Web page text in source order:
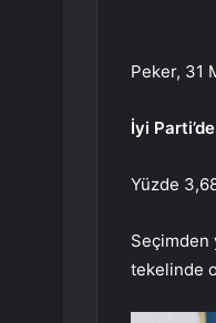
Peker, 31
İyi
Yüzde
Seçimden
tekelinde